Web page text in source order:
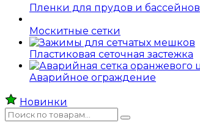
Пленки для прудов и бассейнов
Москитные сетки
Пластиковая сеточная застежка
Аварийное ограждение
Новинки